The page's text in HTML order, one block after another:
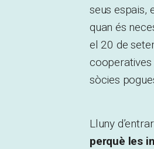
seus espais,
quan és
el 20 de
cooperatives
sòcies
Lluny
perquè les